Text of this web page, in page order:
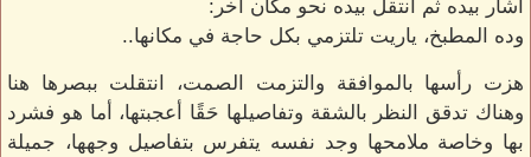
أشار بيده ثم انتقل بيده نحو مكان آخر:
وده المطبخ، ياريت تلتزمي بكل حاجة في مكانها..
هزت رأسها بالموافقة والتزمت الصمت، انتقلت ببصرها هنا
وهناك تدقق النظر بالشقة وتفاصيلها حَقًا أعجبتها، أما هو فشرد
بها وخاصة ملامحها وجد نفسه يتفرس بتفاصيل وجهها، جميلة